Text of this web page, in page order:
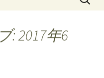
: 2017年6